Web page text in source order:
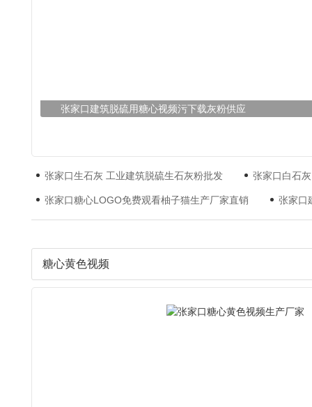
张家口建筑脱硫用糖心视频污下载灰粉供应
张家口生石灰 工业建筑脱硫生石灰粉批发 张家口白石
张家口糖心LOGO免费观看柚子猫生产厂家直销 张家口
糖心黄色视频